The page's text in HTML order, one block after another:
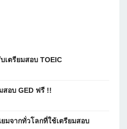
เตรียมสอบ TOEIC
สอบ GED ฟรี !!
มจากทั่วโลกที่ใช้เตรียมสอบ